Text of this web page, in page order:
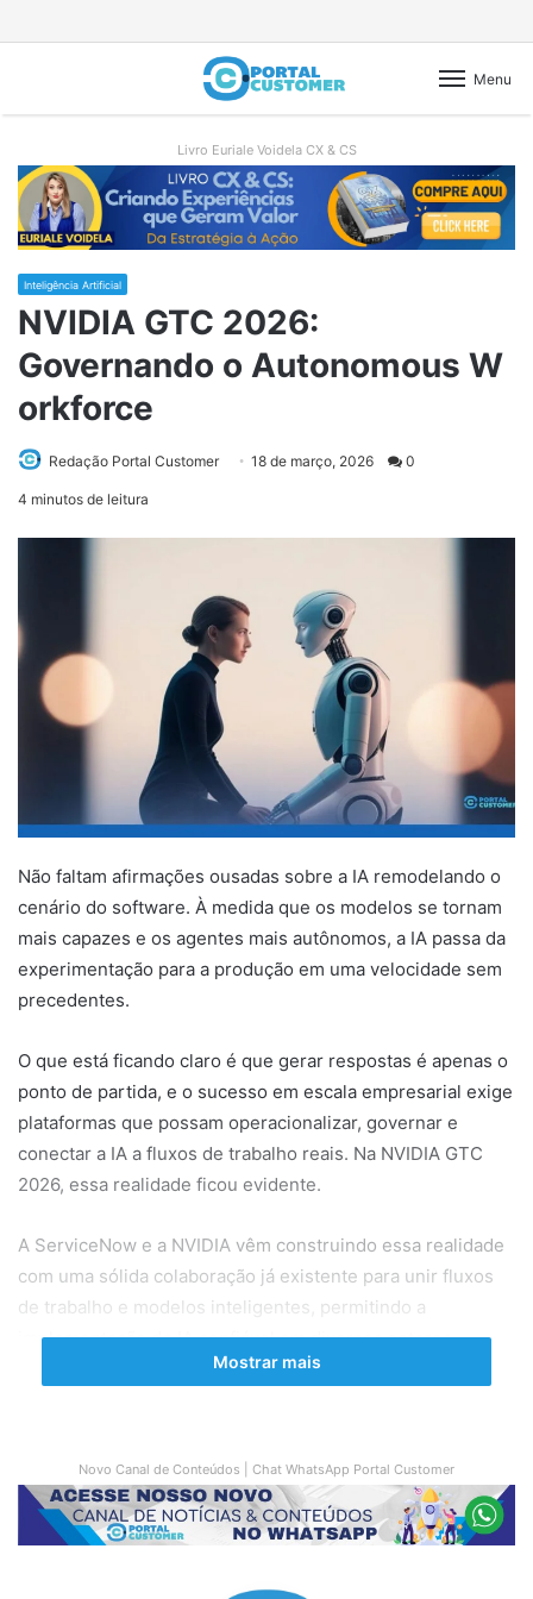
Menu
Livro Euriale Voidela CX & CS
Inteligência Artificial
NVIDIA GTC 2026:
Governando o Autonomous W
orkforce
Redação Portal CustomerSend18 de março, 2026 0
4 minutos de leitura
Não faltam afirmações ousadas sobre a IA remodelando o
cenário do software. À medida que os modelos se tornam
mais capazes e os agentes mais autônomos, a IA passa da
experimentação para a produção em uma velocidade sem
precedentes.
O que está ficando claro é que gerar respostas é apenas o
ponto de partida, e o sucesso em escala empresarial exige
plataformas que possam operacionalizar, governar e
conectar a IA a fluxos de trabalho reais. Na NVIDIA GTC
2026, essa realidade ficou evidente.
A ServiceNow e a NVIDIA vêm construindo essa realidade
com uma sólida colaboração já existente para unir fluxos
de trabalho e modelos inteligentes, permitindo a
implementação de IA confiável em diversos setores.
com a ServiceNow abrange todo o ciclo de vida da IA — do
treinamento e implementação em computação acelerada
da NVIDIA à governança e eficiência operacional. Com
agentes de IA criados com base em modelos abertos para
Mostrar mais
Novo Canal de Conteúdos | Chat WhatsApp Portal Customer